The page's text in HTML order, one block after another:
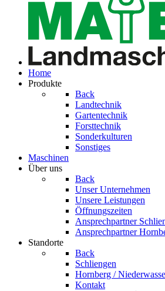
Home
Produkte
Back
Landtechnik
Gartentechnik
Forsttechnik
Sonderkulturen
Sonstiges
Maschinen
Über uns
Back
Unser Unternehmen
Unsere Leistungen
Öffnungszeiten
Ansprech­partner
Ansprech­partner
Standorte
Back
Schliengen
Hornberg /
Kontakt